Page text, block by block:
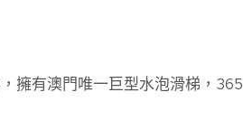
擁有澳門唯一巨型水泡滑梯，365